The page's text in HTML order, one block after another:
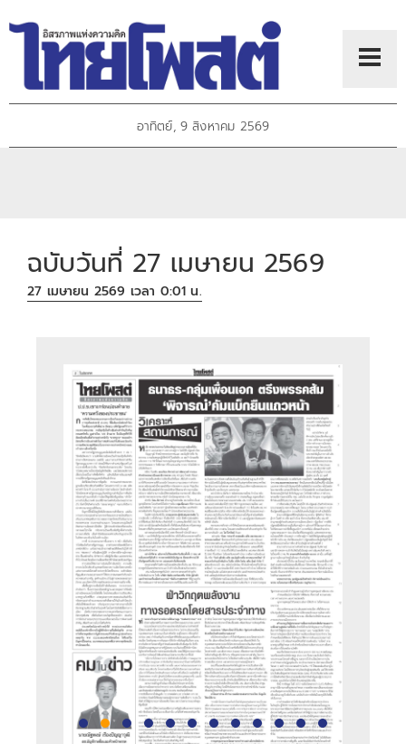
อาทิตย์, 9 สิงหาคม 2569
ฉบับวันที่ 27 เมษายน 2569
27 เมษายน 2569 เวลา 0:01 น.